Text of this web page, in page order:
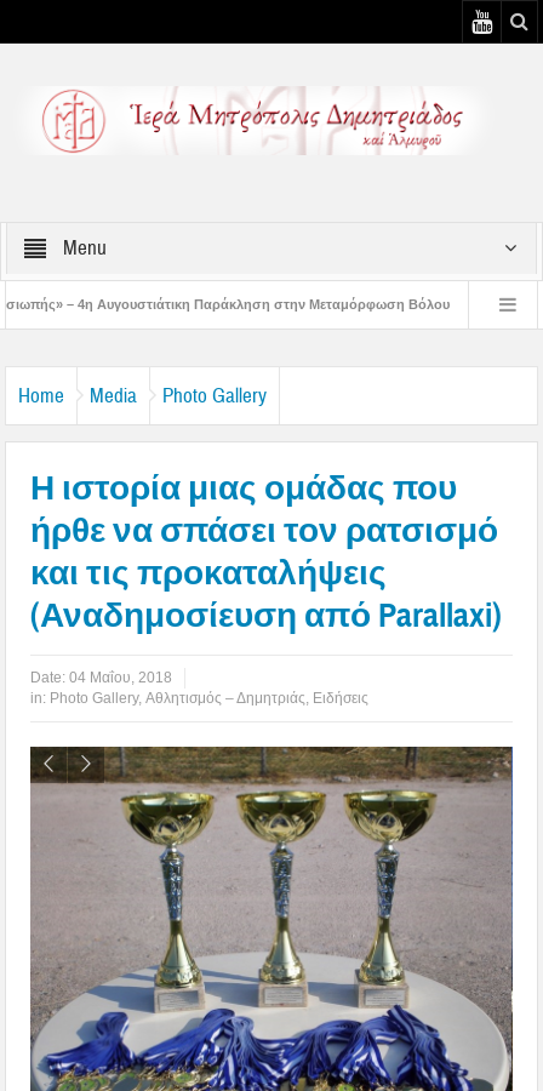
Menu
Παράκληση στην Μεταμόρφωση Βόλου Επίσκεψη του Δ/ντού της Β/
Home Media Photo Gallery
Η ιστορία μιας ομάδας που
ήρθε να σπάσει τον ρατσισμό
και τις προκαταλήψεις
(Αναδημοσίευση από Parallaxi)
Date:04 Μαΐου, 2018
in: Photo Gallery,Αθλητισμός – Δημητριάς Ειδήσεις